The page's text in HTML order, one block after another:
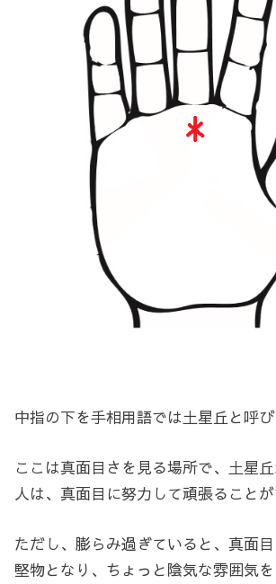
中指の下を手相用語では土星丘と呼び
ここは真面目さを見る場所で、土星
人は、真面目に努力して頑張ることが
ただし、膨らみ過ぎていると、真面
堅物となり、ちょっと陰気な雰囲気